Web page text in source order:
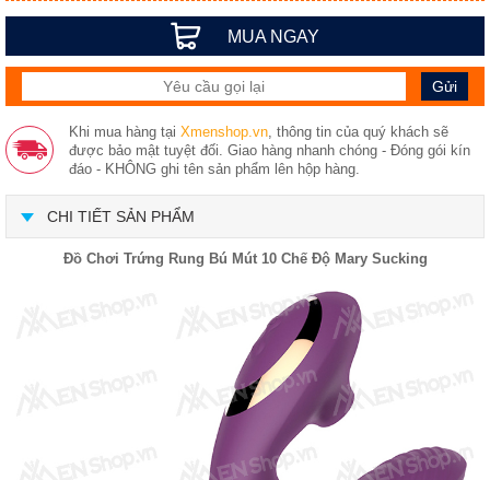
MUA NGAY
Khi mua hàng tại Xmenshop.vn, thông tin của quý khách sẽ
được bảo mật tuyệt đối. Giao hàng nhanh chóng - Đóng gói kín
đáo - KHÔNG ghi tên sản phẩm lên hộp hàng.
CHI TIẾT SẢN PHẨM
Đồ Chơi Trứng Rung Bú Mút 10 Chế Độ Mary Sucking